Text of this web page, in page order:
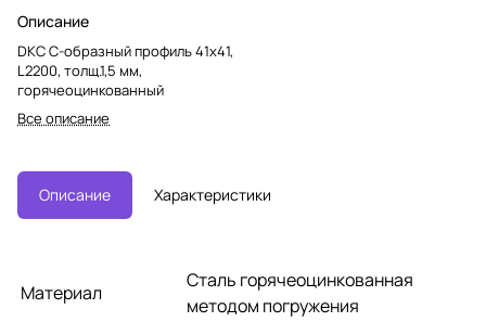
Описание
DKC С-образный профиль 41х41,
L2200, толщ.1,5 мм,
горячеоцинкованный
Все описание
Описание Характеристики
Материал
Сталь горячеоцинкованная
методом погружения